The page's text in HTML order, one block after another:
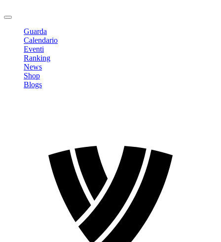
Guarda
Calendario
Eventi
Ranking
News
Shop
Blogs